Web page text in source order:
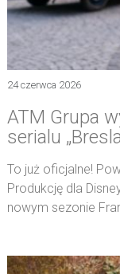
24 czerwca 2026
ATM Grupa
serialu
To już oficjalne!
Produkcję dla
nowym sezonie